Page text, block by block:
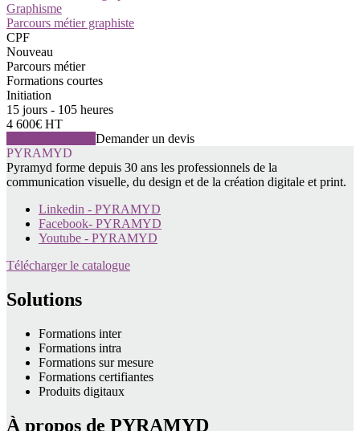
Graphisme
Parcours métier graphiste
CPF
Nouveau
Parcours métier
Formations courtes
Initiation
15 jours - 105 heures
4 600€ HT
Demander un devis
PYRAMYD
Pyramyd forme depuis 30 ans les professionnels de la
communication visuelle, du design et de la création digitale et print.
Linkedin - PYRAMYD
Facebook- PYRAMYD
Youtube - PYRAMYD
Télécharger le catalogue
Solutions
Formations inter
Formations intra
Formations sur mesure
Formations certifiantes
Produits digitaux
À propos de PYRAMYD